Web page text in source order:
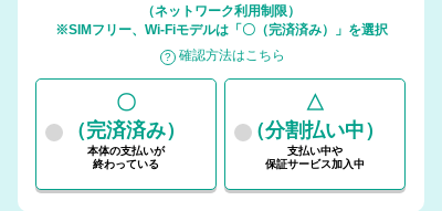
（ネットワーク利用制限）
※SIMフリー、Wi-Fiモデルは「〇（完済済み）」を選択
確認方法はこちら
〇
（完済済み）
本体の支払いが
終わっている
△
（分割払い中）
支払い中や
保証サービス加入中